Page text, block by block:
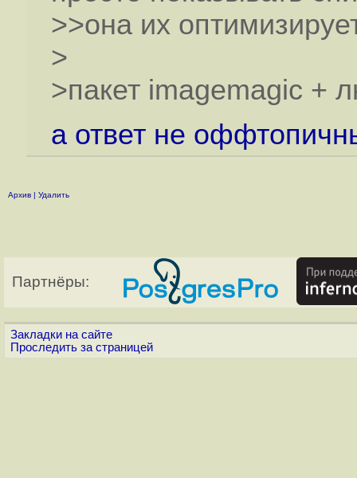
>>она их
>
>пакет imagemagic +
а ответ не
Архив | Удалить
Партнёры:
Закладки на сайте
Проследить за страницей